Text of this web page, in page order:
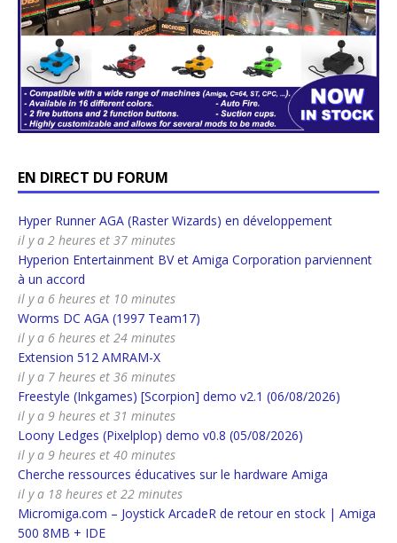
EN DIRECT DU FORUM
Hyper Runner AGA (Raster Wizards) en développement
il y a 2 heures et 37 minutes
Hyperion Entertainment BV et Amiga Corporation parviennent
à un accord
il y a 6 heures et 10 minutes
Worms DC AGA (1997 Team17)
il y a 6 heures et 24 minutes
Extension 512 AMRAM-X
il y a 7 heures et 36 minutes
Freestyle (Inkgames) [Scorpion] demo v2.1 (06/08/2026)
il y a 9 heures et 31 minutes
Loony Ledges (Pixelplop) demo v0.8 (05/08/2026)
il y a 9 heures et 40 minutes
Cherche ressources éducatives sur le hardware Amiga
il y a 18 heures et 22 minutes
Micromiga.com – Joystick ArcadeR de retour en stock | Amiga
500 8MB + IDE